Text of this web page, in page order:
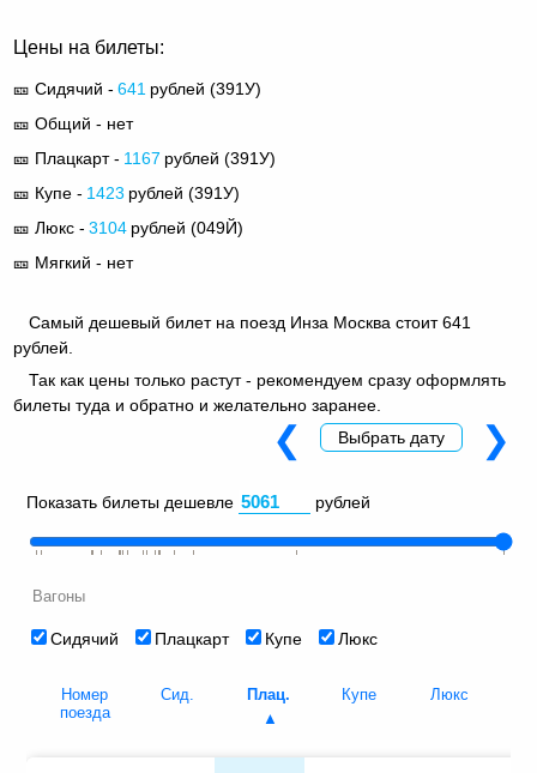
Цены на билеты:
🎫 Сидячий - 641 рублей (391У)
🎫 Общий - нет
🎫 Плацкарт - 1167 рублей (391У)
🎫 Купе - 1423 рублей (391У)
🎫 Люкс - 3104 рублей (049Й)
🎫 Мягкий - нет
Самый дешевый билет на поезд Инза Москва стоит 641
рублей.
Так как цены только растут - рекомендуем сразу оформлять
билеты туда и обратно и желательно заранее.
Показать билеты дешевле рублей
Вагоны
Сидячий Плацкарт Купе Люкс
❮ Выбрать дату ❯
Номер
поезда
Сид. Плац. Купе Люкс